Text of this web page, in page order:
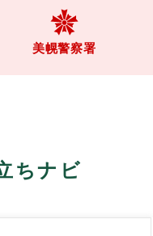
美幌警察署
ちナビ